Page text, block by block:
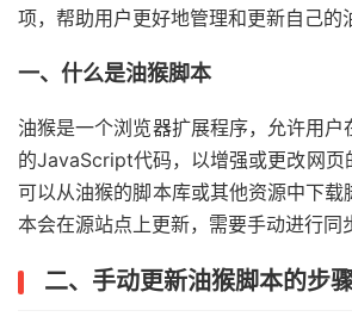
项，帮助用户更好地管理和更新自己的
一、什么是油猴脚本
油猴是一个浏览器扩展程序，允许用户
的JavaScript代码，以增强或更改网页
可以从油猴的脚本库或其他资源中下载
本会在源站点上更新，需要手动进行同
二、手动更新油猴脚本的步